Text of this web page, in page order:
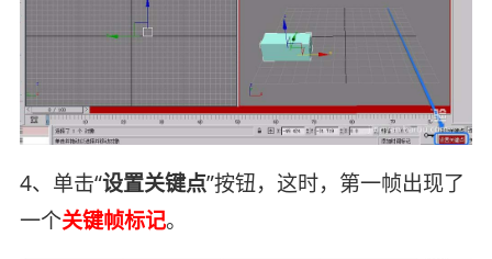
4、单击“设置关键点”按钮，这时，第一帧出现了
一个关键帧标记。